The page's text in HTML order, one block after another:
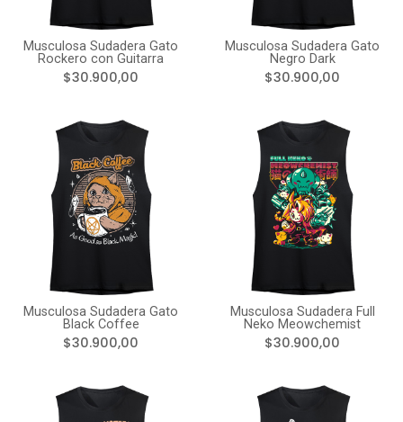
Musculosa Sudadera Gato
Rockero con Guitarra
$30.900,00
Musculosa Sudadera Gato
Negro Dark
$30.900,00
Musculosa Sudadera Gato
Black Coffee
$30.900,00
Musculosa Sudadera Full
Neko Meowchemist
$30.900,00